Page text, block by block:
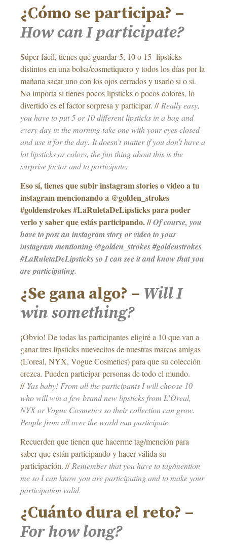
¿Cómo se participa? –
How can I participate?
Súper fácil, tienes que guardar 5, 10 o 15 lipsticks
distintos en una bolsa/cosmetiquero y todos los días por la
mañana sacar uno con los ojos cerrados y usarlo si o si.
No importa si tienes pocos lipsticks o pocos colores, lo
divertido es el factor sorpresa y participar. // Really easy,
you have to put 5 or 10 different lipsticks in a bag and
every day in the morning take one with your eyes closed
and use it for the day. It doesn’t matter if you don’t have a
lot lipsticks or colors, the fun thing about this is the
surprise factor and to participate.
Eso sí, tienes que subir instagram stories o video a tu
instagram mencionando a @golden_strokes
#goldenstrokes #LaRuletaDeLipsticks para poder
verlo y saber que estás participando. //Of course, you
have to post an instagram story or video to your
instagram mentioning @golden_strokes #goldenstrokes
#LaRuletaDeLipsticks so I can see it and know that you
are participating.
¿Se gana algo? – Will I
win something?
¡Obvio! De todas las participantes eligiré a 10 que van a
ganar tres lipsticks nuevecitos de nuestras marcas amigas
(L’oreal, NYX, Vogue Cosmetics) para que su colección
crezca. Pueden participar personas de todo el mundo.
// Yas baby! From all the participants I will choose 10
who will win a few brand new lipsticks from L’Oreal,
NYX or Vogue Cosmetics so their collection can grow.
People from all over the world can participate.
Recuerden que tienen que hacerme tag/mención para
saber que están participando y hacer válida su
participación. // Remember that you have to tag/mention
me so I can know you are participating and to make your
participation valid.
¿Cuánto dura el reto? –
For how long?